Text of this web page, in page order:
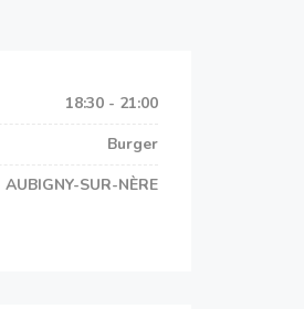
18:30 - 21:00
Burger
AUBIGNY-SUR-NÈRE